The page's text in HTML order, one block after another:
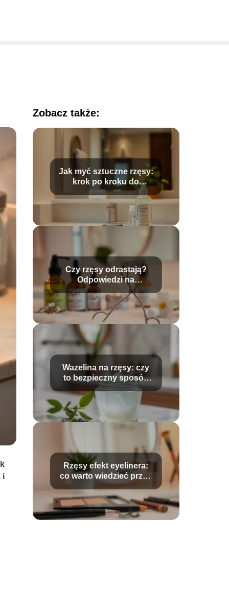
i
Zobacz także:
Jak myć sztuczne rzęsy:
krok po kroku do
idealnej pielęgnacji
Czy rzęsy odrastają?
Odpowiedzi na
najczęstsze pytania
Wazelina na rzęsy: czy
to bezpieczny sposób
na długie włoski?
Rzęsy efekt eyelinera:
co warto wiedzieć przed
stylizacją?